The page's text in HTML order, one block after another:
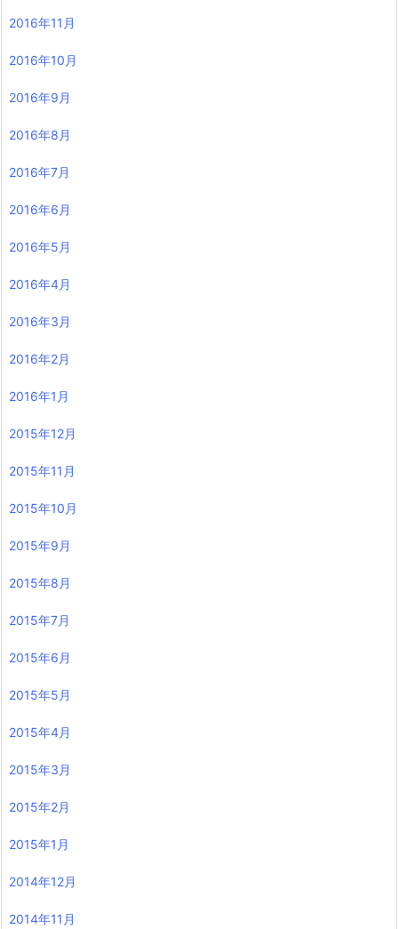
2016年11月
2016年10月
2016年9月
2016年8月
2016年7月
2016年6月
2016年5月
2016年4月
2016年3月
2016年2月
2016年1月
2015年12月
2015年11月
2015年10月
2015年9月
2015年8月
2015年7月
2015年6月
2015年5月
2015年4月
2015年3月
2015年2月
2015年1月
2014年12月
2014年11月